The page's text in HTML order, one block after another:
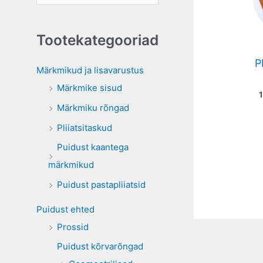
Tootekategooriad
Märkmikud ja lisavarustus
Märkmike sisud
Märkmiku rõngad
Pliiatsitaskud
Puidust kaantega
märkmikud
Puidust pastapliiatsid
Puidust ehted
Prossid
Puidust kõrvarõngad